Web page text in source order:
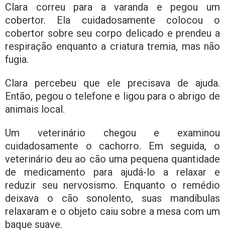
Clara correu para a varanda e pegou um
cobertor. Ela cuidadosamente colocou o
cobertor sobre seu corpo delicado e prendeu a
respiração enquanto a criatura tremia, mas não
fugia.
Clara percebeu que ele precisava de ajuda.
Então, pegou o telefone e ligou para o abrigo de
animais local.
Um veterinário chegou e examinou
cuidadosamente o cachorro. Em seguida, o
veterinário deu ao cão uma pequena quantidade
de medicamento para ajudá-lo a relaxar e
reduzir seu nervosismo. Enquanto o remédio
deixava o cão sonolento, suas mandíbulas
relaxaram e o objeto caiu sobre a mesa com um
baque suave.